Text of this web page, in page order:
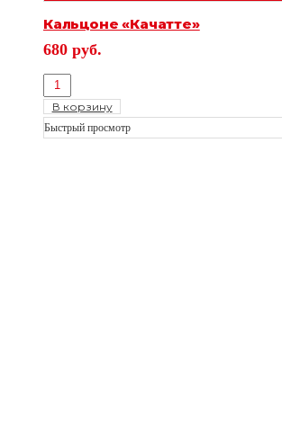
Кальцоне «Качатте»
680 руб.
В корзину
Быстрый просмотр